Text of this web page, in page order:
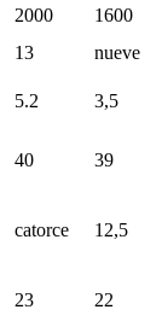
2000
1600
13
nueve
5.2
3,5
40 39
catorce 12,5
23 22